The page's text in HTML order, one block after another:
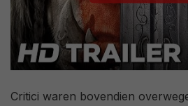
Critici waren bovendien